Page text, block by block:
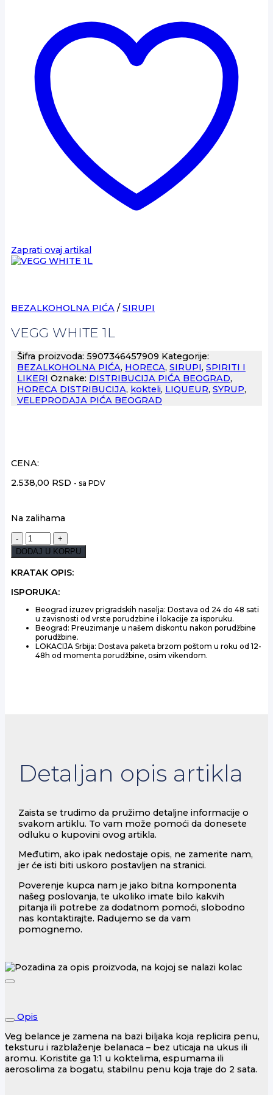
Zaprati ovaj artikal
BEZALKOHOLNA PIĆA / SIRUPI
VEGG WHITE 1L
Šifra proizvoda: 5907346457909 Kategorije:
BEZALKOHOLNA PIĆA, HORECA, SIRUPI, SPIRITI I
LIKERI Oznake: DISTRIBUCIJA PIĆA BEOGRAD,
HORECA DISTRIBUCIJA, kokteli, LIQUEUR, SYRUP,
VELEPRODAJA PIĆA BEOGRAD
CENA:
2.538,00 RSD - sa PDV
Na zalihama
VEGG
WHITE
1L
količina
DODAJ U KORPU
KRATAK OPIS:
ISPORUKA:
Beograd izuzev prigradskih naselja: Dostava od 24 do 48 sati
u zavisnosti od vrste porudzbine i lokacije za isporuku.
Beograd: Preuzimanje u našem diskontu nakon porudžbine
porudžbine.
LOKACIJA Srbija: Dostava paketa brzom poštom u roku od 12-
48h od momenta porudžbine, osim vikendom.
Detaljan opis artikla
Zaista se trudimo da pružimo detaljne informacije o
svakom artiklu. To vam može pomoći da donesete
odluku o kupovini ovog artikla.
Međutim, ako ipak nedostaje opis, ne zamerite nam,
jer će isti biti uskoro postavljen na stranici.
Poverenje kupca nam je jako bitna komponenta
našeg poslovanja, te ukoliko imate bilo kakvih
pitanja ili potrebe za dodatnom pomoći, slobodno
nas kontaktirajte. Radujemo se da vam
pomognemo.
Opis
Veg belance je zamena na bazi biljaka koja replicira penu,
teksturu i razblaženje belanaca – bez uticaja na ukus ili
aromu. Koristite ga 1:1 u koktelima, espumama ili
aerosolima za bogatu, stabilnu penu koja traje do 2 sata.